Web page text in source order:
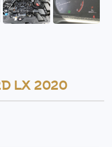
LX 2020